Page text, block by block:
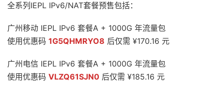
全系列IEPL IPv6/NAT套餐预售包括：
广州移动 IEPL IPv6 套餐A + 1000G 年流量包
使用优惠码 1G5QHMRYO8 后仅需 ¥170.16 元
广州电信 IEPL IPv6 套餐A + 1000G 年流量包
使用优惠码 VLZQ61SJN0 后仅需 ¥185.16 元